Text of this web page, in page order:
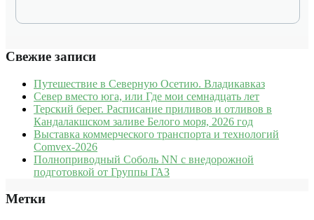
Свежие записи
Путешествие в Северную Осетию. Владикавказ
Север вместо юга, или Где мои семнадцать лет
Терский берег. Расписание приливов и отливов в
Кандалакшском заливе Белого моря, 2026 год
Выставка коммерческого транспорта и технологий
Comvex-2026
Полноприводный Соболь NN с внедорожной
подготовкой от Группы ГАЗ
Метки